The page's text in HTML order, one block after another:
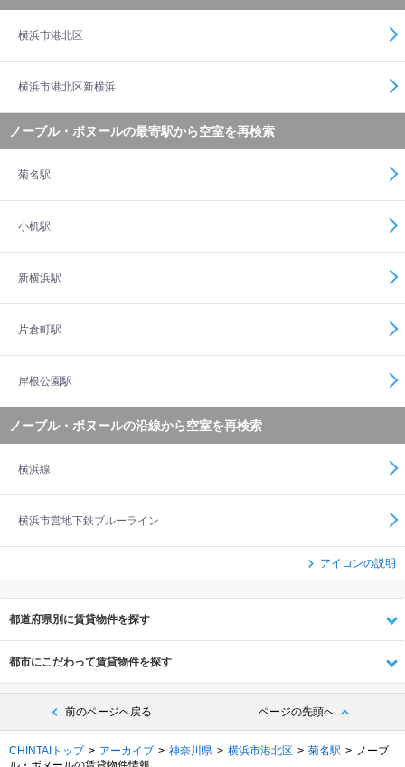
横浜市港北区
横浜市港北区新横浜
ノーブル・ボヌールの最寄駅から空室を再検索
菊名駅
小机駅
新横浜駅
片倉町駅
岸根公園駅
ノーブル・ボヌールの沿線から空室を再検索
横浜線
横浜市営地下鉄ブルーライン
アイコンの説明
都道府県別に賃貸物件を探す
都市にこだわって賃貸物件を探す
前のページへ戻る ページの先頭へ
CHINTAIトップ アーカイブ 神奈川県 横浜市港北区 菊名駅
ノーブ